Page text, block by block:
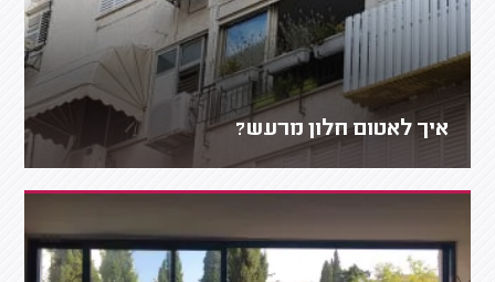
איך לאטום חלון מרעש?